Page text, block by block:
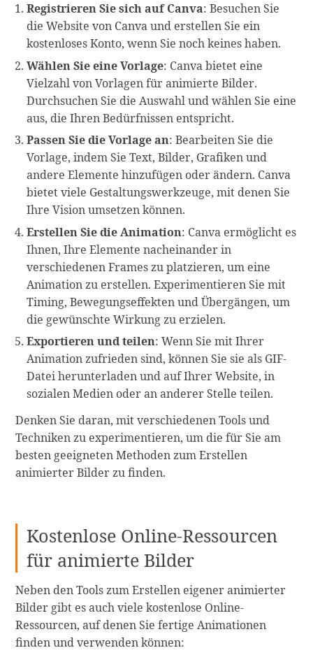
Registrieren Sie sich auf Canva: Besuchen Sie
die Website von Canva und erstellen Sie ein
kostenloses Konto, wenn Sie noch keines haben.
Wählen Sie eine Vorlage: Canva bietet eine
Vielzahl von Vorlagen für animierte Bilder.
Durchsuchen Sie die Auswahl und wählen Sie eine
aus, die Ihren Bedürfnissen entspricht.
Passen Sie die Vorlage an: Bearbeiten Sie die
Vorlage, indem Sie Text, Bilder, Grafiken und
andere Elemente hinzufügen oder ändern. Canva
bietet viele Gestaltungswerkzeuge, mit denen Sie
Ihre Vision umsetzen können.
Erstellen Sie die Animation: Canva ermöglicht es
Ihnen, Ihre Elemente nacheinander in
verschiedenen Frames zu platzieren, um eine
Animation zu erstellen. Experimentieren Sie mit
Timing, Bewegungseffekten und Übergängen, um
die gewünschte Wirkung zu erzielen.
Exportieren und teilen: Wenn Sie mit Ihrer
Animation zufrieden sind, können Sie sie als GIF-
Datei herunterladen und auf Ihrer Website, in
sozialen Medien oder an anderer Stelle teilen.
Denken Sie daran, mit verschiedenen Tools und
Techniken zu experimentieren, um die für Sie am
besten geeigneten Methoden zum Erstellen
animierter Bilder zu finden.
Kostenlose Online-Ressourcen
für animierte Bilder
Neben den Tools zum Erstellen eigener animierter
Bilder gibt es auch viele kostenlose Online-
Ressourcen, auf denen Sie fertige Animationen
finden und verwenden können: